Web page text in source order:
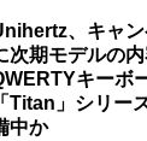
、キャ
次期モデルの
キーボ
「Titan」シリー
中か